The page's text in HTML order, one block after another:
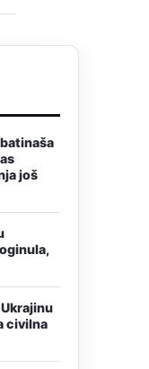
još
civilna